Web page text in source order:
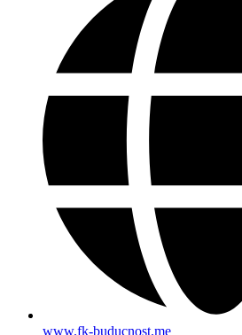
www.fk-buducnost.me